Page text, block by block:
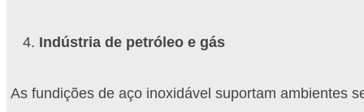
Indústria de petróleo e gás
As fundições de aço inoxidável suportam ambientes